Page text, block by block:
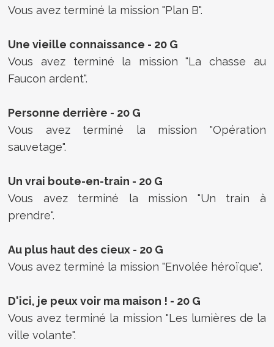
Vous avez terminé la mission "Plan B".
Une vieille connaissance - 20 G
Vous avez terminé la mission "La chasse au
Faucon ardent".
Personne derrière - 20 G
Vous avez terminé la mission "Opération
sauvetage".
Un vrai boute-en-train - 20 G
Vous avez terminé la mission "Un train à
prendre".
Au plus haut des cieux - 20 G
Vous avez terminé la mission "Envolée héroïque".
D'ici, je peux voir ma maison ! - 20 G
Vous avez terminé la mission "Les lumières de la
ville volante".